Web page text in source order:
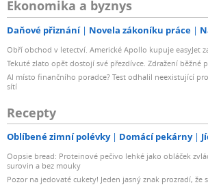
Ekonomika a byznys
Daňové přiznání Novela zákoníku práce
Obří obchod v letectví. Americké Apollo kupuje easyJet
Tekuté zlato opět dostojí své přezdívce. Zdražení běžné
AI místo finančního poradce? Test odhalil neexistující
sítí
Recepty
Oblíbené zimní polévky Domácí pekárny
Oopsie bread: Proteinové pečivo lehké jako obláček
surovin a bez mouky
Pozor na jedovaté cukety! Jeden jasný znak prozradí, že